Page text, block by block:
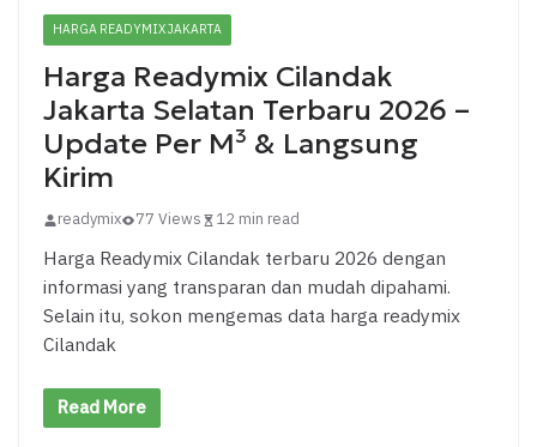
HARGA READYMIX JAKARTA
Harga Readymix Cilandak
Jakarta Selatan Terbaru 2026 –
Update Per M³ & Langsung
Kirim
readymix 77 Views 12 min read
Harga Readymix Cilandak terbaru 2026 dengan
informasi yang transparan dan mudah dipahami.
Selain itu, sokon mengemas data harga readymix
Cilandak
Read More